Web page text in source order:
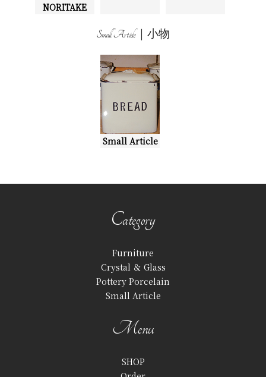
NORITAKE
Small Article｜小物
Small Article
Category
Furniture
Crystal ＆ Glass
Pottery Porcelain
Small Article
Menu
SHOP